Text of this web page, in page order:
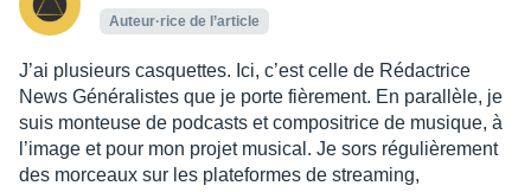
Auteur·rice de l’article
J’ai plusieurs casquettes. Ici, c’est celle de Rédactrice
News Généralistes que je porte fièrement. En parallèle, je
suis monteuse de podcasts et compositrice de musique, à
l’image et pour mon projet musical. Je sors régulièrement
des morceaux sur les plateformes de streaming,